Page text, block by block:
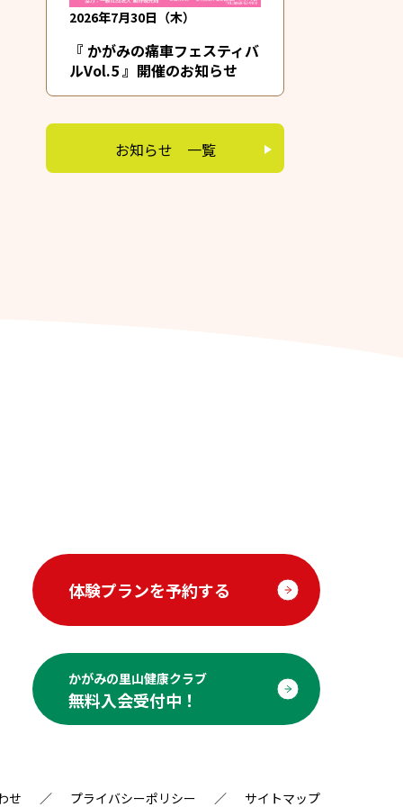
2026年7月30日（木）
『 かがみの痛車フェスティバ
ルVol.5 』開催のお知らせ
お知らせ 一覧
体験プランを予約する
かがみの里山健康クラブ
無料入会受付中！
せ プライバシーポリシー サイトマップ